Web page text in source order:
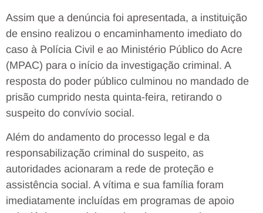
Assim que a denúncia foi apresentada, a instituição
de ensino realizou o encaminhamento imediato do
caso à Polícia Civil e ao Ministério Público do Acre
(MPAC) para o início da investigação criminal. A
resposta do poder público culminou no mandado de
prisão cumprido nesta quinta-feira, retirando o
suspeito do convívio social.
Além do andamento do processo legal e da
responsabilização criminal do suspeito, as
autoridades acionaram a rede de proteção e
assistência social. A vítima e sua família foram
imediatamente incluídas em programas de apoio